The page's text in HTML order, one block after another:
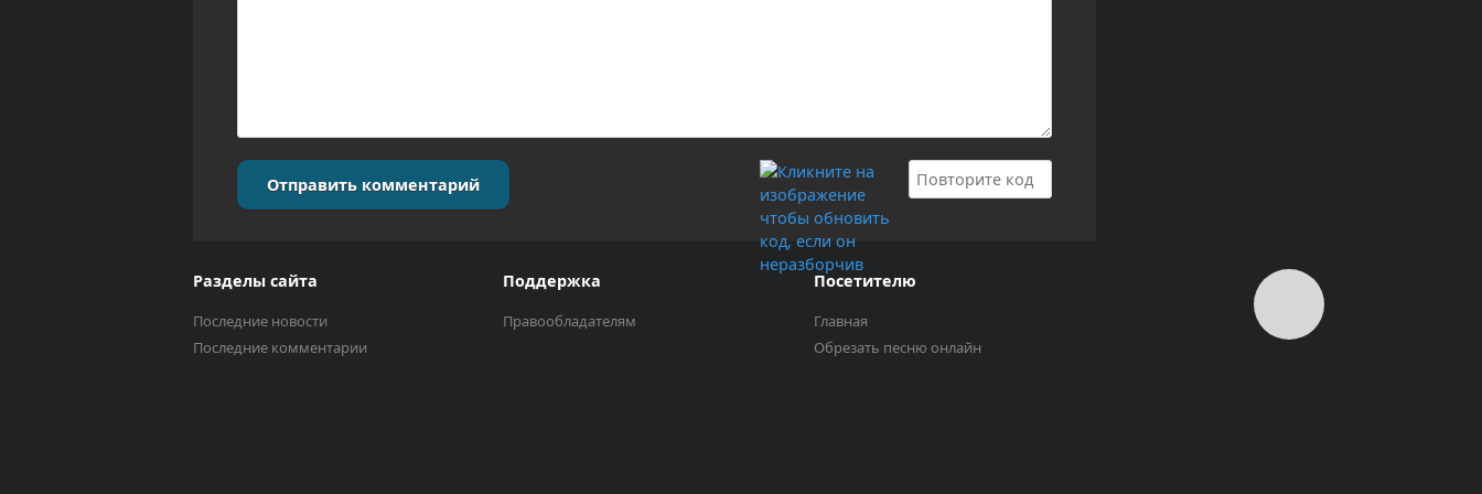
Отправить комментарий
Разделы сайта
Последние новости
Последние комментарии
Поддержка
Правообладателям
Посетителю
Главная
Обрезать песню онлайн